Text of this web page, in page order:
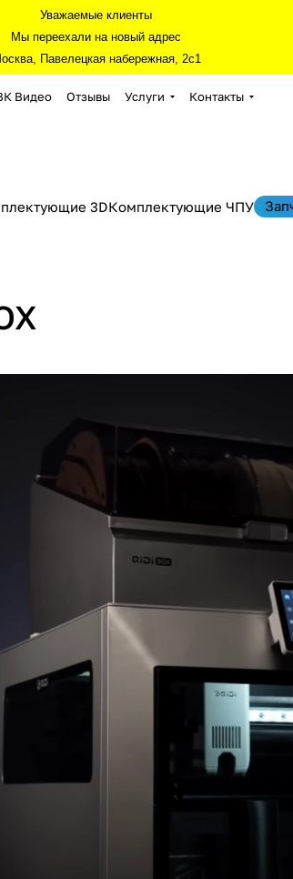
Уважаемые клиенты
Мы переехали на новый адрес
Павелецкая набережная, 2с1
Видео Отзывы Услуги Контакты
3DКомплектующие ЧПУ